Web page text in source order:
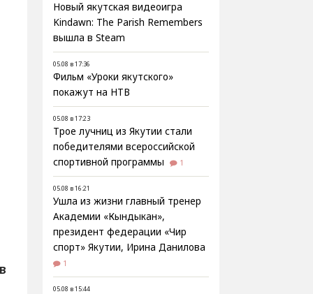
Новый якутская видеоигра
Kindawn: The Parish Remembers
вышла в Steam
05.08 в 17:36
Фильм «Уроки якутского»
покажут на НТВ
05.08 в 17:23
Трое лучниц из Якутии стали
победителями всероссийской
спортивной программы
1
05.08 в 16:21
Ушла из жизни главный тренер
Академии «Кындыкан»,
президент федерации «Чир
спорт» Якутии, Ирина Данилова
1
05.08 в 15:44